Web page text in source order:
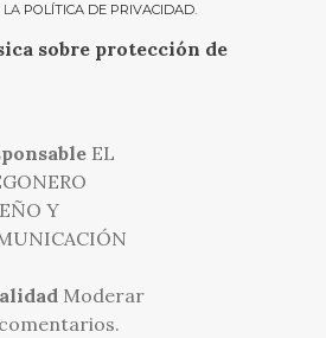
LA POLÍTICA DE PRIVACIDAD.
sobre protección de
EL
Y
Moderar